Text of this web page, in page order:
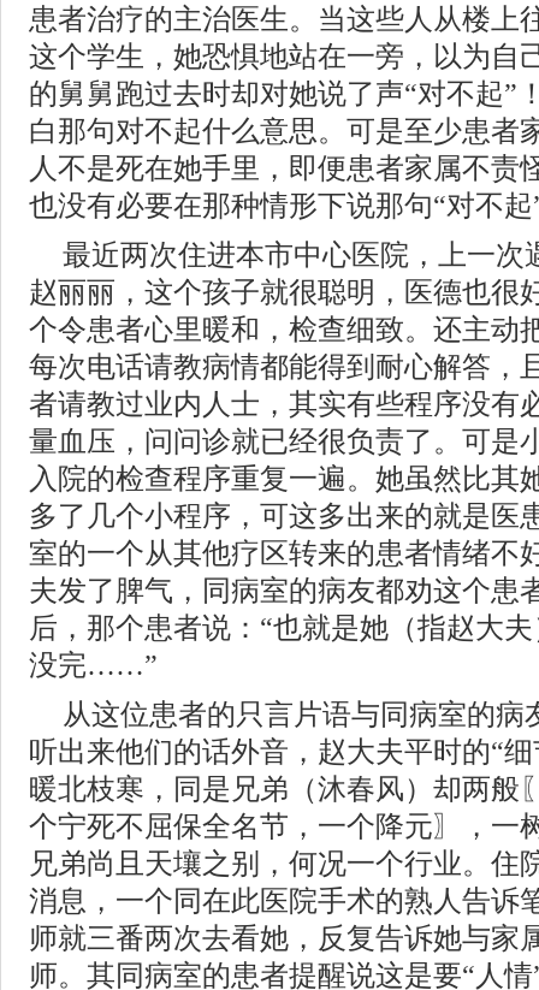
患者治疗的主治医生。当这些人从楼上
这个学生，她恐惧地站在一旁，以为自
的舅舅跑过去时却对她说了声“对不起”
白那句对不起什么意思。可是至少患者
人不是死在她手里，即便患者家属不责
也没有必要在那种情形下说那句“对不起
最近两次住进本市中心医院，上一次
赵丽丽，这个孩子就很聪明，医德也很
个令患者心里暖和，检查细致。还主动
每次电话请教病情都能得到耐心解答，
者请教过业内人士，其实有些程序没有
量血压，问问诊就已经很负责了。可是
入院的检查程序重复一遍。她虽然比其
多了几个小程序，可这多出来的就是医
室的一个从其他疗区转来的患者情绪不
夫发了脾气，同病室的病友都劝这个患
后，那个患者说：“也就是她（指赵大
没完……”
从这位患者的只言片语与同病室的病
听出来他们的话外音，赵大夫平时的“
暖北枝寒，同是兄弟（沐春风）却两般
个宁死不屈保全名节，一个降元〗，一
兄弟尚且天壤之别，何况一个行业。住
消息，一个同在此医院手术的熟人告诉
师就三番两次去看她，反复告诉她与家
师。其同病室的患者提醒说这是要“人